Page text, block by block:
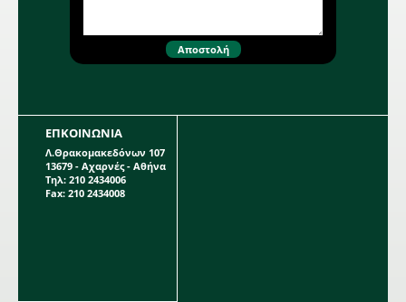
ΕΠΚΟΙΝΩΝΙΑ
Λ.Θρακομακεδόνων 107
13679 - Αχαρνές - Αθήνα
Τηλ: 210 2434006
Fax: 210 2434008